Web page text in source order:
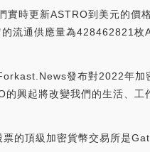
時更新ASTRO到美元的價
通供應量為428462821枚
發布對2022年加
的興起將改變我們的生活、
的頂級加密貨幣交易所是